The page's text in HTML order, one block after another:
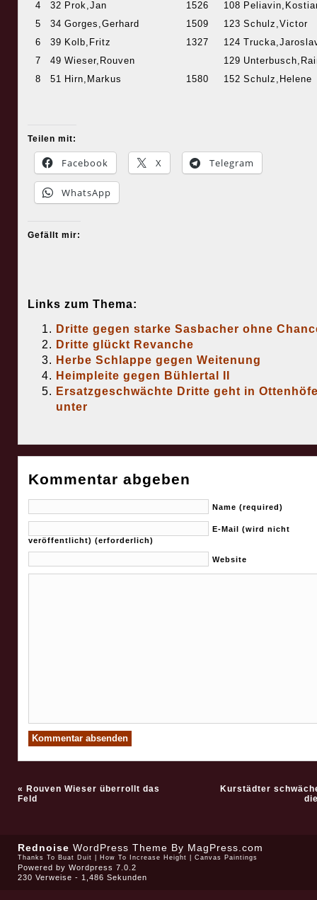
4 32 Prok,Jan 1526 108
5
34 Gorges,Gerhard 1509 123 Schulz,Victor
6
39 Kolb,Fritz 1327 124
7
49 Wieser,Rouven 129
8
51 Hirn,Markus 1580 152 Schulz,Helene
Teilen mit:
Facebook X Telegram
WhatsApp
Gefällt mir:
Links zum Thema:
Dritte gegen starke Sasbacher ohne
Dritte glückt Revanche
Herbe Schlappe gegen Weitenung
Heimpleite gegen Bühlertal II
Ersatzgeschwächte Dritte geht in
unter
Kommentar abgeben
Name (required)
E-Mail (wird nicht
veröffentlicht) (erforderlich)
Website
« Rouven Wieser überrollt das
Feld
Kurstädter
Rednoise WordPress Theme By MagPress.com
Thanks To Buat Duit How To Increase Height Canvas Paintings
Powered by Wordpress 7.0.2
230 Verweise - 1,486 Sekunden